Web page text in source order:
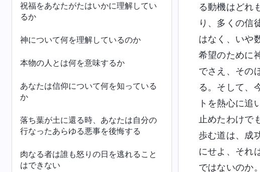
祝福をあなたがたはいかに理解してい
るか
神について何を理解しているのか
本物の人とは何を意味するか
あなたは信仰について何を知っている
か
落ち葉が土に還る時、あなたは自分の
行なったあらゆる悪事を後悔する
肉なる者は誰も怒りの日を逃れること
はできない
る動機はどれ
り、多くの信
はなく、いや
希望のために
でさえ、その
る。そして、
トを熱心に追
止めたわけで
歩む道は、成
にせよ、それ
ではないのか